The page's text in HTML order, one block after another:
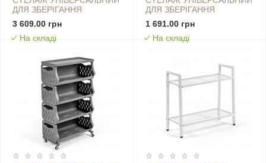
ДЛЯ ЗБЕРІГАННЯ
П'ЯТИЯРУСНИЙ
60Х30Х123СМ SW-
00002261
3 609.00 грн
На складі
ДЛЯ ЗБЕРІГАННЯ
ТРИЯРУСНИЙ
60Х30Х77СМ SW-
00002259
1 691.00 грн
На складі